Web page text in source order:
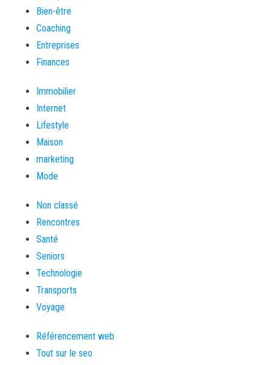
Bien-être
Coaching
Entreprises
Finances
Immobilier
Internet
Lifestyle
Maison
marketing
Mode
Non classé
Rencontres
Santé
Seniors
Technologie
Transports
Voyage
Référencement web
Tout sur le seo